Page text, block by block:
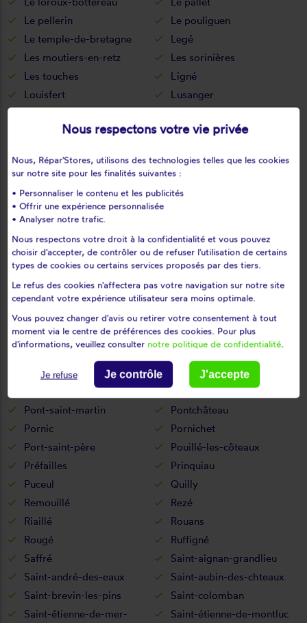
Le pellerin
Le pouliguen
Le temple-de-bretagne
Legé
Les moutiers-en-retz
Les sorinières
Les touches
Ligné
Louisfert
Lusanger
Marsac-sur-don
Mésanger
Mesquer
Missillac
Moisdon-la-rivière
Monnières
Montoir-de-bretagne
Mouais
Mouzeil
Mouzillon
Nantes
Nort-sur-erdre
Notre-dame-des-landes
Noyal-sur-brutz
Nozay
Orvault
Oudon
Paimboeuf
Pannecé
Petit-mars
Pierric
Plessé
Pont-saint-martin
Pontchâteau
Pornic
Pornichet
Port-saint-père
Pouillé-les-côteaux
Préfailles
Prinquiau
Puceul
Quilly
Remouillé
Rezé
Riaillé
Rouans
Rougé
Ruffigné
Saffré
Saint-aignan-grandlieu
Saint-andré-des-eaux
Saint-aubin-des-chteaux
Saint-brevin-les-pins
Saint-colomban
Saint-étienne-de-mer-
Saint-étienne-de-montluc
Nous respectons votre vie privée
Nous, Répar'Stores, utilisons des technologies telles que les cookies
sur notre site pour les finalités suivantes :
• Personnaliser le contenu et les publicités
• Offrir une expérience personnalisée
• Analyser notre trafic.
Nous respectons votre droit à la confidentialité et vous pouvez
choisir d'accepter, de contrôler ou de refuser l'utilisation de certains
types de cookies ou certains services proposés par des tiers.
Le refus des cookies n'affectera pas votre navigation sur notre site
cependant votre expérience utilisateur sera moins optimale.
Vous pouvez changer d'avis ou retirer votre consentement à tout
moment via le centre de préférences des cookies. Pour plus
d'informations, veuillez consulter notre politique de confidentialité.
Je refuse Je contrôle J'accepte